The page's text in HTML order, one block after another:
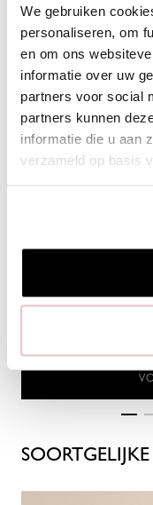
We gebruiken
personaliseren, om
en om ons
informatie over uw
partners voor social
partners kunnen
informatie die u aan
verzameld op basis